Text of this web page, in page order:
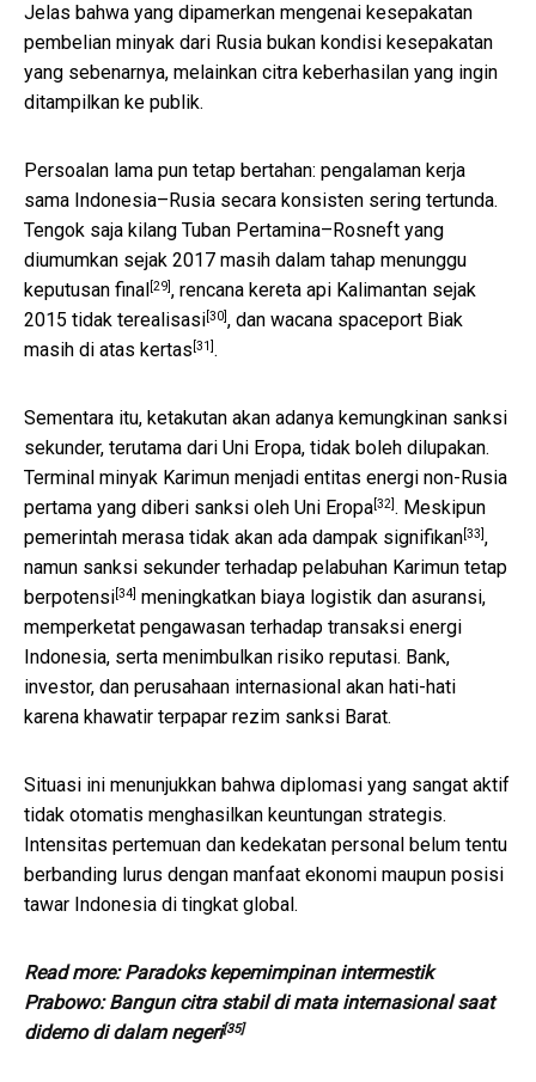
Jelas bahwa yang dipamerkan mengenai kesepakatan
pembelian minyak dari Rusia bukan kondisi kesepakatan
yang sebenarnya, melainkan citra keberhasilan yang ingin
ditampilkan ke publik.
Persoalan lama pun tetap bertahan: pengalaman kerja
sama Indonesia–Rusia secara konsisten sering tertunda.
Tengok saja kilang Tuban Pertamina–Rosneft yang
diumumkan sejak 2017 masih dalam tahap menunggu
keputusan final [29], rencana kereta api Kalimantan sejak
2015 tidak terealisasi[30], dan wacana spaceport Biak
masih di atas kertas [31].
Sementara itu, ketakutan akan adanya kemungkinan sanksi
sekunder, terutama dari Uni Eropa, tidak boleh dilupakan.
Terminal minyak Karimun menjadi entitas energi non-Rusia
pertama yang diberi sanksi oleh Uni Eropa[32]. Meskipun
pemerintah merasa tidak akan ada dampak signifikan[33],
namun sanksi sekunder terhadap pelabuhan Karimun tetap
berpotensi[34] meningkatkan biaya logistik dan asuransi,
memperketat pengawasan terhadap transaksi energi
Indonesia, serta menimbulkan risiko reputasi. Bank,
investor, dan perusahaan internasional akan hati-hati
karena khawatir terpapar rezim sanksi Barat.
Situasi ini menunjukkan bahwa diplomasi yang sangat aktif
tidak otomatis menghasilkan keuntungan strategis.
Intensitas pertemuan dan kedekatan personal belum tentu
berbanding lurus dengan manfaat ekonomi maupun posisi
tawar Indonesia di tingkat global.
Read more:Paradoks kepemimpinan intermestik
Prabowo: Bangun citra stabil di mata internasional saat
didemo di dalam negeri[35]